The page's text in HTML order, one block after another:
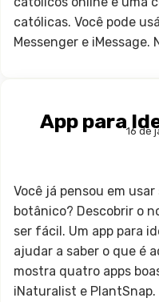
católicas. Você pode
Messenger e iMessage.
App para16 de
Você já pensou em
botânico? Descobrir o
ser fácil. Um app para
ajudar a saber o que é
mostra quatro apps
iNaturalist e